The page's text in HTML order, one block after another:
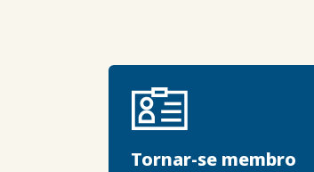
Tornar-se membro